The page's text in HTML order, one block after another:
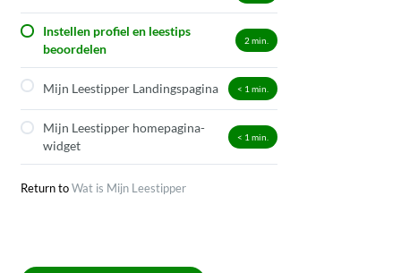
Instellen profiel en leestips
beoordelen
2 min.
Mijn Leestipper Landingspagina < 1 min.
Mijn Leestipper homepagina-
widget
< 1 min.
Return toWat is Mijn Leestipper